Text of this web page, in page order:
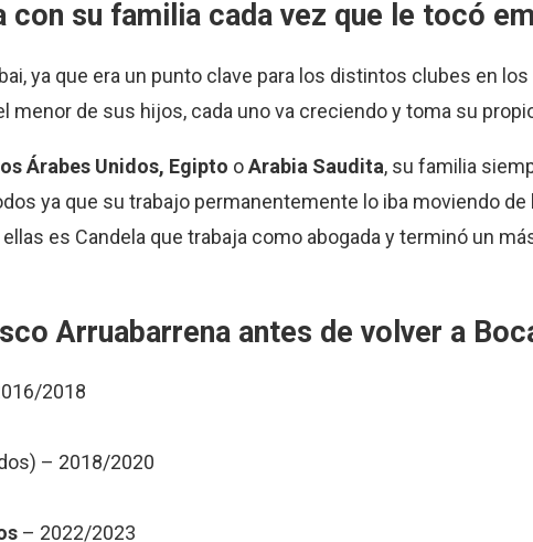
con su familia cada vez que le tocó
ya que era un punto clave para los distintos clubes en los
menor de sus hijos, cada uno va creciendo y toma su
Árabes Unidos, Egipto oArabia Saudita, su familia
ya que su trabajo permanentemente lo iba moviendo de
es Candela que trabaja como abogada y terminó un
Arruabarrena antes de volver a
2018
– 2018/2020
– 2022/2023